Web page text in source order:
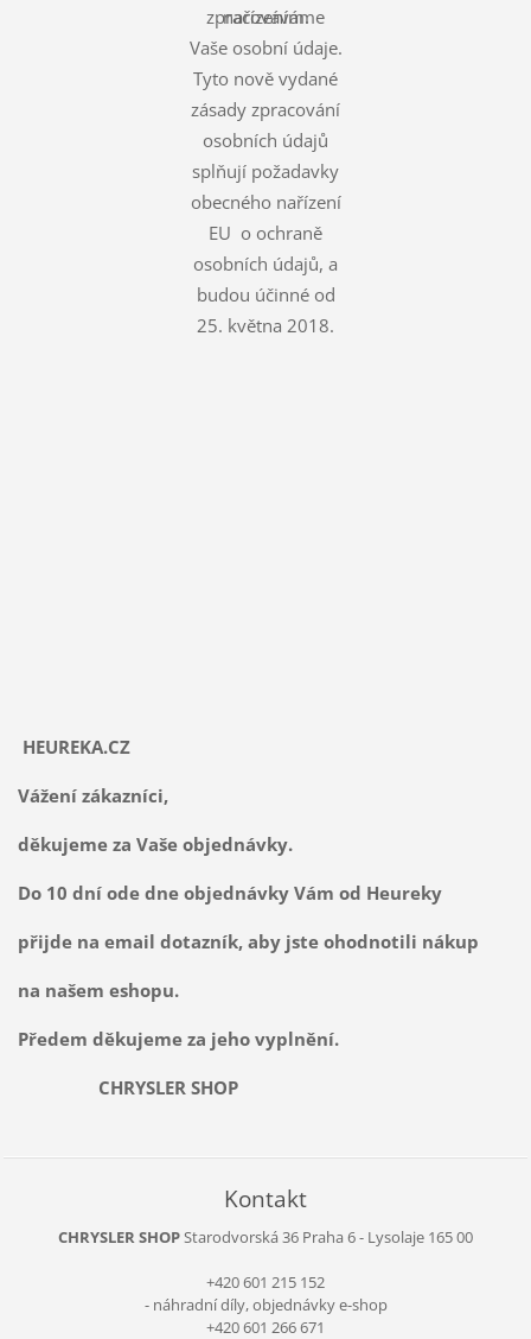
nařízením.
zpracováváme
Vaše osobní údaje.
Tyto nově vydané
zásady zpracování
osobních údajů
splňují požadavky
obecného nařízení
EU o ochraně
osobních údajů, a
budou účinné od
25. května 2018.
HEUREKA.CZ
Vážení zákazníci,
děkujeme za Vaše objednávky.
Do 10 dní ode dne objednávky Vám od Heureky
přijde na email dotazník, aby jste ohodnotili nákup
na našem eshopu.
Předem děkujeme za jeho vyplnění.
CHRYSLER SHOP
Kontakt
CHRYSLER SHOPStarodvorská 36 Praha 6 - Lysolaje 165 00
+420 601 215 152
- náhradní díly, objednávky e-shop
+420 601 266 671